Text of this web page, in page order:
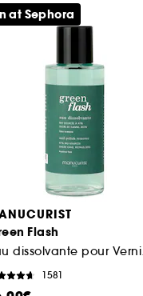
Flash
1581
at Sephora